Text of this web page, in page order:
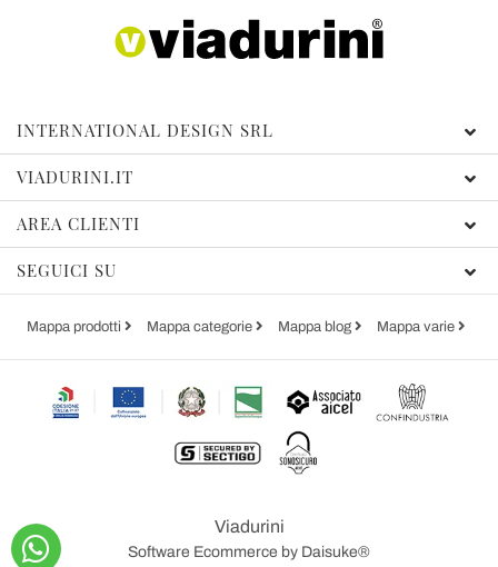
INTERNATIONAL DESIGN SRL
VIADURINI.IT
AREA CLIENTI
SEGUICI SU
Mappa prodotti Mappa categorie Mappa blog Mappa varie
Viadurini
Software Ecommerce by Daisuke®